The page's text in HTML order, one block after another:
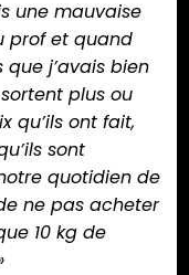
(Photos
JSG)
une mauvaise
prof et quand
que j’avais bien
plus ou
qu’ils ont fait,
sont
quotidien de
ne pas acheter
10 kg de